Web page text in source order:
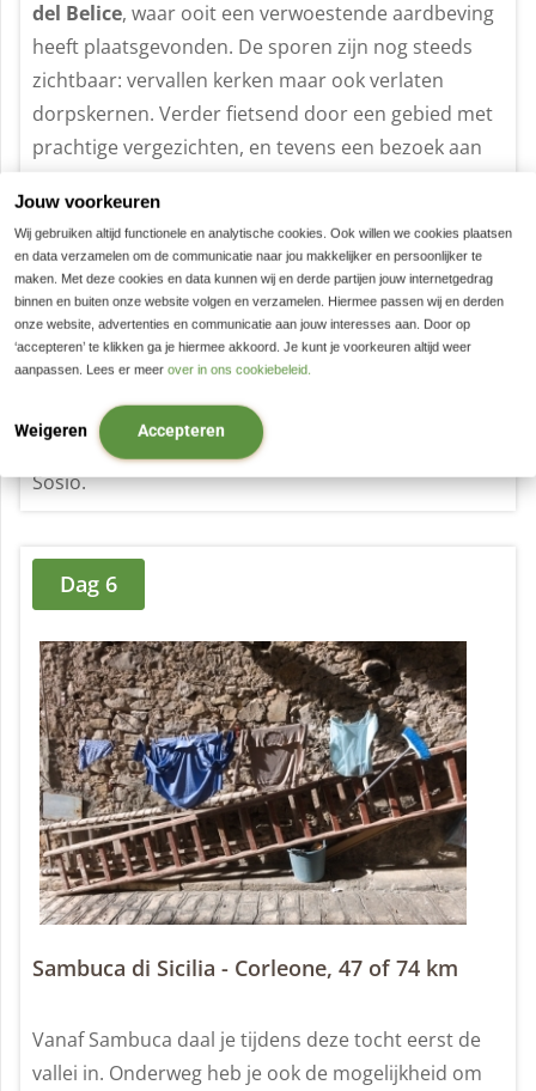
Jouw voorkeuren
Wij gebruiken altijd functionele en analytische cookies. Ook willen we cookies plaatsen
en data verzamelen om de communicatie naar jou makkelijker en persoonlijker te
maken. Met deze cookies en data kunnen wij en derde partijen jouw internetgedrag
binnen en buiten onze website volgen en verzamelen. Hiermee passen wij en derden
onze website, advertenties en communicatie aan jouw interesses aan. Door op
‘accepteren’ te klikken ga je hiermee akkoord. Je kunt je voorkeuren altijd weer
aanpassen. Lees er meer over in ons cookiebeleid.
Weigeren Accepteren
del Belice, waar ooit een verwoestende aardbeving
heeft plaatsgevonden. De sporen zijn nog steeds
zichtbaar: vervallen kerken maar ook verlaten
dorpskernen. Verder fietsend door een gebied met
prachtige vergezichten, en tevens een bezoek aan
aanGiuseppe Tomasi di Lampedusa
van de roman Il Gattopardo (De Tijgerkat).
Vervolgens richtingSambuca, één van deBorghi
piu belli D’Italia.Een stadje waar de centrale Corso
Umberto steeds verder omhoog loopt. Verder langs
een typisch Siciliaans theater en prachtige oude
kerken. Tot slot kom je aan op de Belvedère, waar je
een adembenemend uitzicht hebt over de Valle di
Sosio.
Dag 6
Sambuca di Sicilia - Corleone, 47 of 74 km
Vanaf Sambuca daal je tijdens deze tocht eerst de
vallei in. Onderweg heb je ook de mogelijkheid om